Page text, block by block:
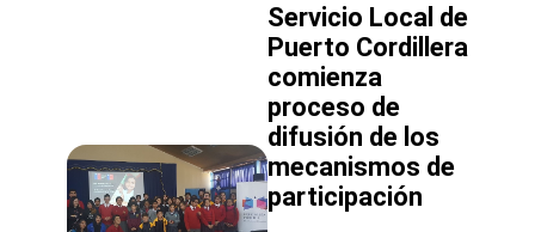
Servicio Local de
Puerto Cordillera
comienza
proceso de
difusión de los
mecanismos de
participación